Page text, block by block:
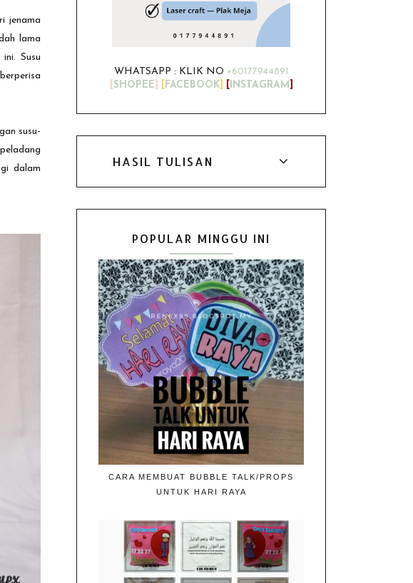
jenama
lama
Susu
susu-
dalam
WHATSAPP : KLIK NO +60177944891
[SHOPEE] [FACEBOOK] [INSTAGRAM]
HASIL TULISAN
POPULAR MINGGU INI
CARA MEMBUAT BUBBLE TALK/PROPS
UNTUK HARI RAYA